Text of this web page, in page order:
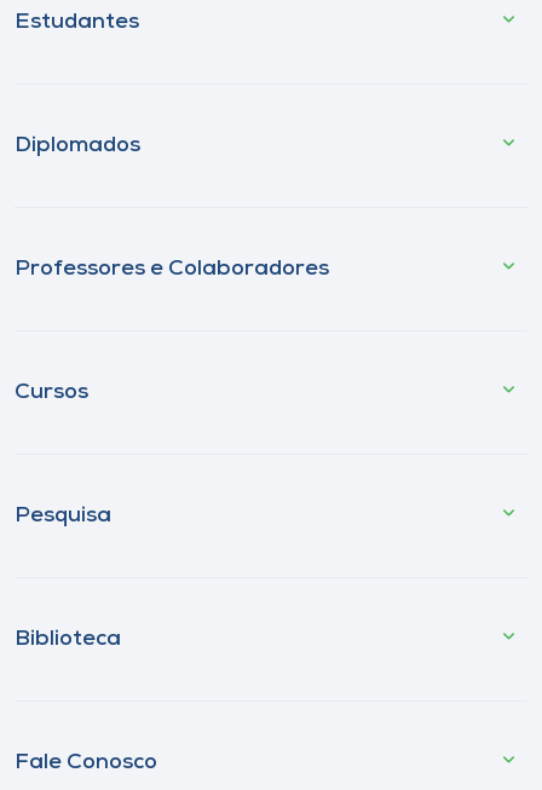
Estudantes
Diplomados
Professores e Colaboradores
Cursos
Pesquisa
Biblioteca
Fale Conosco